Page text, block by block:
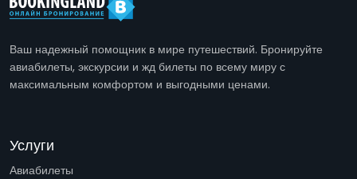
Ваш надежный помощник в мире путешествий. Бронируйте
авиабилеты, экскурсии и жд билеты по всему миру с
максимальным комфортом и выгодными ценами.
Услуги
Авиабилеты